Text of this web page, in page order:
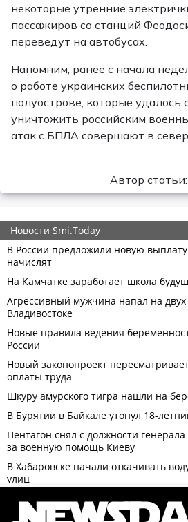
некоторые утренние
пассажиров со станций
переведут на автобусах.
Напомним, ранее с начала
о работе украинских
полуострове, которые удалось
уничтожить российским
атак с БПЛА совершают в
Автор